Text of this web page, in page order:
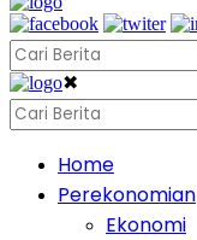
✖
Home
Perekonomian
Ekonomi